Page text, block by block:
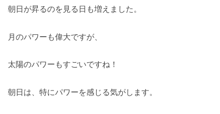
朝日が昇るのを見る日も増えました。
月のパワーも偉大ですが、
太陽のパワーもすごいですね！
朝日は、特にパワーを感じる気がします。